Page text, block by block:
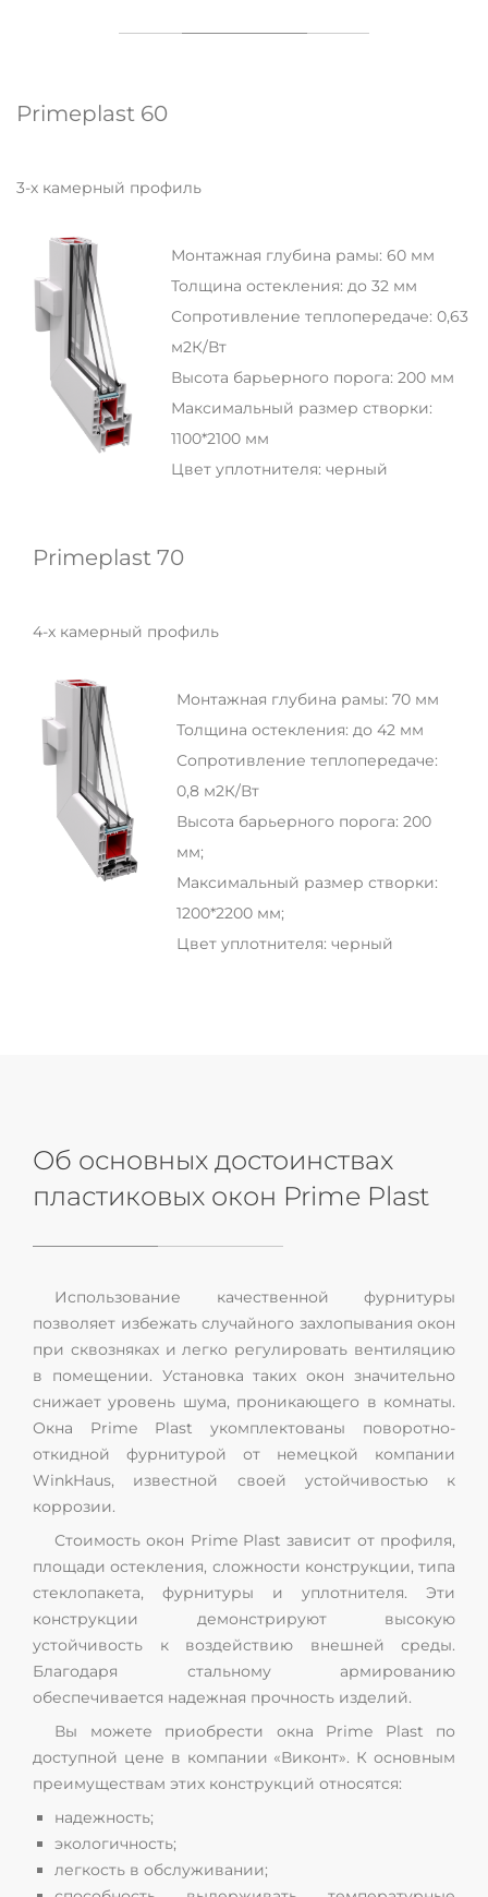
Primeplast 60
3-х камерный профиль
Монтажная глубина рамы: 60 мм
Толщина остекления: до 32 мм
Сопротивление теплопередаче: 0,63
м2К/Вт
Высота барьерного порога: 200 мм
Максимальный размер створки:
1100*2100 мм
Цвет уплотнителя: черный
Primeplast 70
4-х камерный профиль
Монтажная глубина рамы: 70 мм
Толщина остекления: до 42 мм
Сопротивление теплопередаче:
0,8 м2К/Вт
Высота барьерного порога: 200
мм;
Максимальный размер створки:
1200*2200 мм;
Цвет уплотнителя: черный
Об основных достоинствах
пластиковых окон Prime Plast
Использование качественной фурнитуры
позволяет избежать случайного захлопывания окон
при сквозняках и легко регулировать вентиляцию
в помещении. Установка таких окон значительно
снижает уровень шума, проникающего в комнаты.
Окна Prime Plast укомплектованы поворотно-
откидной фурнитурой от немецкой компании
WinkHaus, известной своей устойчивостью к
коррозии.
Стоимость окон Prime Plast зависит от профиля,
площади остекления, сложности конструкции, типа
стеклопакета, фурнитуры и уплотнителя. Эти
конструкции демонстрируют высокую
устойчивость к воздействию внешней среды.
Благодаря стальному армированию
обеспечивается надежная прочность изделий.
Вы можете приобрести окна Prime Plast по
доступной цене в компании «Виконт». К основным
преимуществам этих конструкций относятся:
надежность;
экологичность;
легкость в обслуживании;